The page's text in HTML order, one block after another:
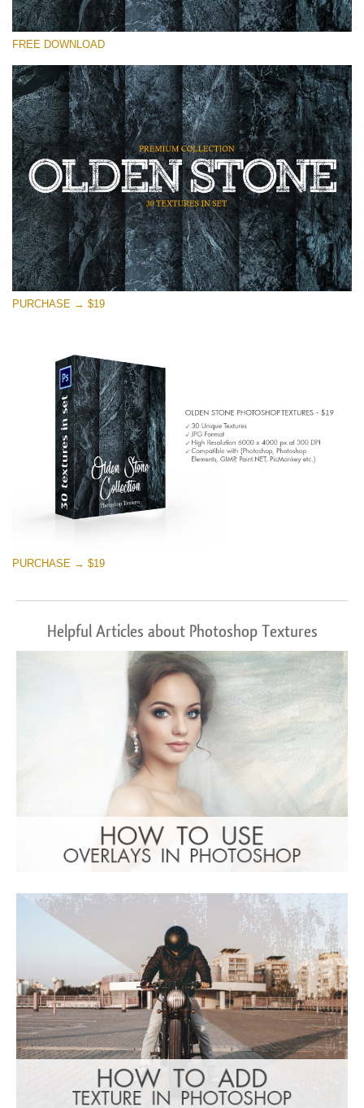
Por favor selecione
Small 800*533px
Olden Stone
(30 Overlays)
Large 6000*4000px
Entire Collection
(1783 Overlays)
Large 6000*4000px
Download Grátis
FREE DOWNLOAD
PURCHASE → $19
PURCHASE → $19
Helpful Articles about Photoshop Textures